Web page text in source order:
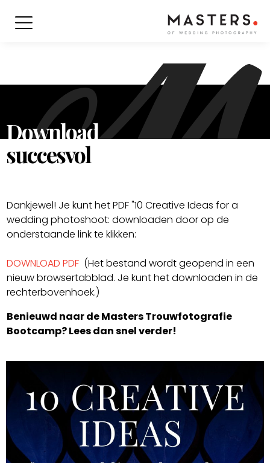
Download
succesvol
Dankjewel! Je kunt het PDF "10 Creative Ideas for a
wedding photoshoot: downloaden door op de
onderstaande link te klikken:
DOWNLOAD PDF (Het bestand wordt geopend in een
nieuw browsertabblad. Je kunt het downloaden in de
rechterbovenhoek.)
Benieuwd naar de Masters Trouwfotografie
Bootcamp? Lees dan snel verder!